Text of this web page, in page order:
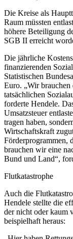
Die Kreise als
Raum müssten
höhere Beteiligung
SGB II erreicht
Die jährliche
finanzierenden
Statistischen
Euro. „Wir
tatsächlichen
forderte Hendele.
Umsatzsteuer
tragen haben,
Wirtschaftskraft
Förderprogrammen,
brauchen wir eine
Bund und Land“,
Flutkatastrophe
Auch die
Hendele stellte die
der nicht oder kaum
beispielhaft heraus: